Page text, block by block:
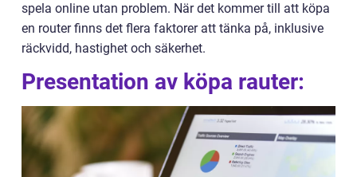
spela online utan problem. När det kommer till att köpa
en router finns det flera faktorer att tänka på, inklusive
räckvidd, hastighet och säkerhet.
Presentation av köpa rauter: